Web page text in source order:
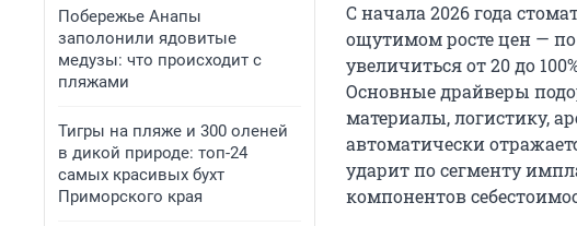
Побережье Анапы
заполонили ядовитые
медузы: что происходит с
пляжами
Тигры на пляже и 300 оленей
в дикой природе: топ-24
самых красивых бухт
Приморского края
С начала 2026 года
ощутимом росте цен —
увеличиться от 20 до
Основные драйверы
материалы, логистику,
автоматически
ударит по сегменту
компонентов